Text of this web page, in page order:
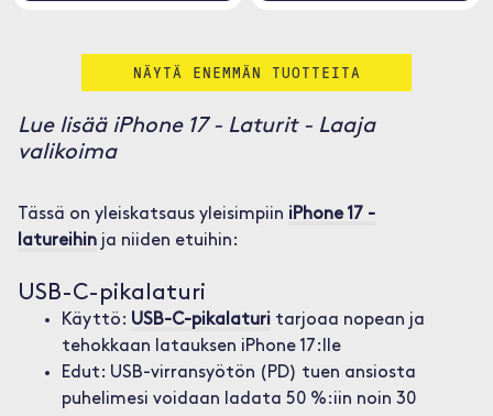
NÄYTÄ ENEMMÄN TUOTTEITA
Lue lisää iPhone 17 - Laturit - Laaja
valikoima
Tässä on yleiskatsaus yleisimpiin iPhone 17 -
latureihinja niiden etuihin:
USB-C-pikalaturi
Käyttö: USB-C-pikalaturitarjoaa nopean ja
tehokkaan latauksen iPhone 17:lle
Edut: USB-virransyötön (PD) tuen ansiosta
puhelimesi voidaan ladata 50 %:iin noin 30